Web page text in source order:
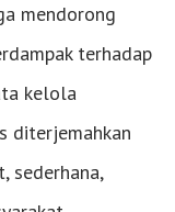
mendorong
terhadap
kelola
diterjemahkan
sederhana,